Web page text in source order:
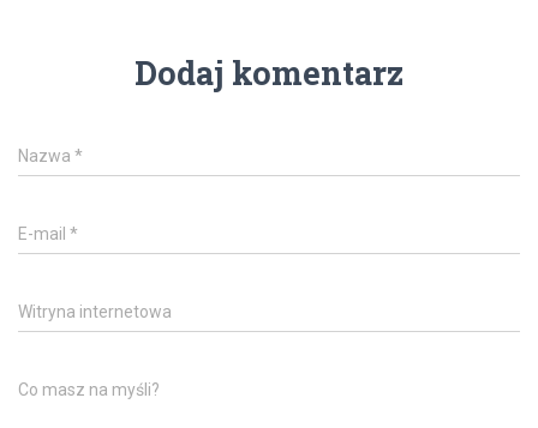
Dodaj komentarz
Nazwa *
E-mail *
Witryna internetowa
Co masz na myśli?